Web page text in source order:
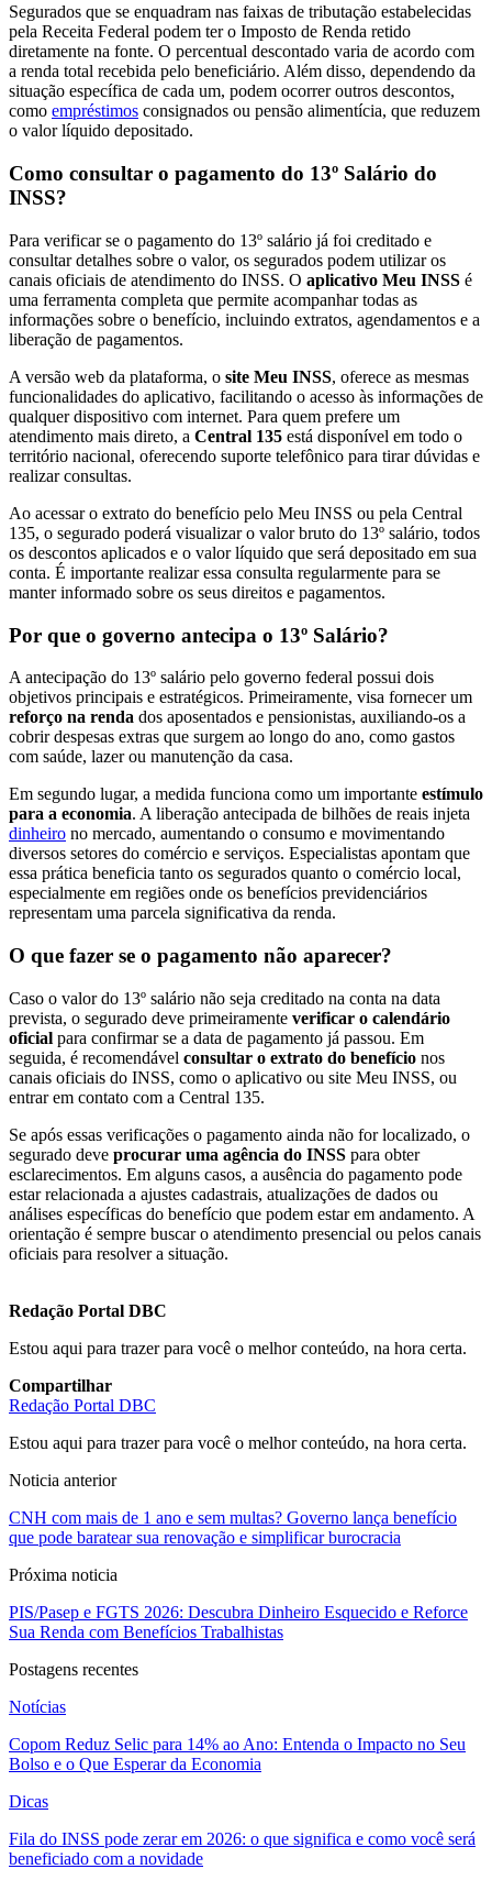
Segurados que se enquadram nas faixas de tributação estabelecidas
pela Receita Federal podem ter o Imposto de Renda retido
diretamente na fonte. O percentual descontado varia de acordo com
a renda total recebida pelo beneficiário. Além disso, dependendo da
situação específica de cada um, podem ocorrer outros descontos,
como empréstimos consignados ou pensão alimentícia, que reduzem
o valor líquido depositado.
Como consultar o pagamento do 13º Salário do
INSS?
Para verificar se o pagamento do 13º salário já foi creditado e
consultar detalhes sobre o valor, os segurados podem utilizar os
canais oficiais de atendimento do INSS. O aplicativo Meu INSS é
uma ferramenta completa que permite acompanhar todas as
informações sobre o benefício, incluindo extratos, agendamentos e a
liberação de pagamentos.
A versão web da plataforma, o site Meu INSS, oferece as mesmas
funcionalidades do aplicativo, facilitando o acesso às informações de
qualquer dispositivo com internet. Para quem prefere um
atendimento mais direto, a Central 135 está disponível em todo o
território nacional, oferecendo suporte telefônico para tirar dúvidas e
realizar consultas.
Ao acessar o extrato do benefício pelo Meu INSS ou pela Central
135, o segurado poderá visualizar o valor bruto do 13º salário, todos
os descontos aplicados e o valor líquido que será depositado em sua
conta. É importante realizar essa consulta regularmente para se
manter informado sobre os seus direitos e pagamentos.
Por que o governo antecipa o 13º Salário?
A antecipação do 13º salário pelo governo federal possui dois
objetivos principais e estratégicos. Primeiramente, visa fornecer um
reforço na renda dos aposentados e pensionistas, auxiliando-os a
cobrir despesas extras que surgem ao longo do ano, como gastos
com saúde, lazer ou manutenção da casa.
Em segundo lugar, a medida funciona como um importante estímulo
para a economia. A liberação antecipada de bilhões de reais injeta
dinheiro no mercado, aumentando o consumo e movimentando
diversos setores do comércio e serviços. Especialistas apontam que
essa prática beneficia tanto os segurados quanto o comércio local,
especialmente em regiões onde os benefícios previdenciários
representam uma parcela significativa da renda.
O que fazer se o pagamento não aparecer?
Caso o valor do 13º salário não seja creditado na conta na data
prevista, o segurado deve primeiramente verificar o calendário
oficial para confirmar se a data de pagamento já passou. Em
seguida, é recomendável consultar o extrato do benefício nos
canais oficiais do INSS, como o aplicativo ou site Meu INSS, ou
entrar em contato com a Central 135.
Se após essas verificações o pagamento ainda não for localizado, o
segurado deve procurar uma agência do INSS para obter
esclarecimentos. Em alguns casos, a ausência do pagamento pode
estar relacionada a ajustes cadastrais, atualizações de dados ou
análises específicas do benefício que podem estar em andamento. A
orientação é sempre buscar o atendimento presencial ou pelos canais
oficiais para resolver a situação.
Redação Portal DBC
Estou aqui para trazer para você o melhor conteúdo, na hora certa.
Compartilhar
Redação Portal DBC
Estou aqui para trazer para você o melhor conteúdo, na hora certa.
Noticia anterior
CNH com mais de 1 ano e sem multas? Governo lança benefício
que pode baratear sua renovação e simplificar burocracia
Próxima noticia
PIS/Pasep e FGTS 2026: Descubra Dinheiro Esquecido e Reforce
Sua Renda com Benefícios Trabalhistas
Postagens recentes
Notícias
Copom Reduz Selic para 14% ao Ano: Entenda o Impacto no Seu
Bolso e o Que Esperar da Economia
Dicas
Fila do INSS pode zerar em 2026: o que significa e como você será
beneficiado com a novidade